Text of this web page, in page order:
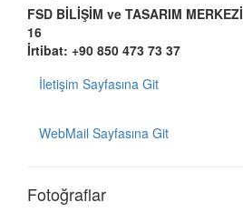
FSD BİLİŞİM ve TASARIM MERKEZİ
16
İrtibat: +90 850 473 73 37
İletişim Sayfasına Git
WebMail Sayfasına Git
Fotoğraflar